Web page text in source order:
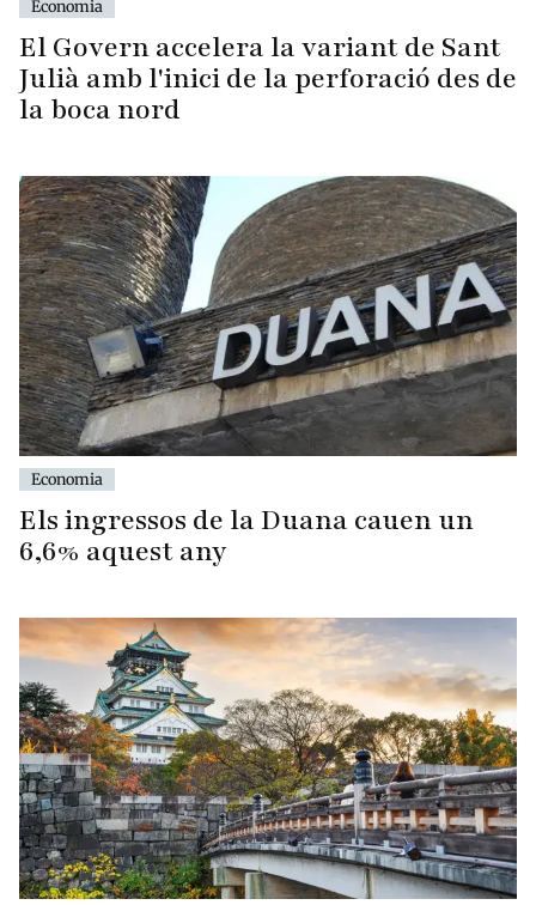
Economia
El Govern accelera la variant de Sant
Julià amb l'inici de la perforació des de
la boca nord
Economia
Els ingressos de la Duana cauen un
6,6% aquest any